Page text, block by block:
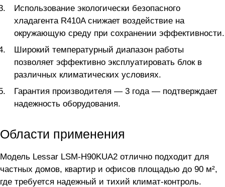
Использование экологически безопасного
хладагента R410A снижает воздействие на
окружающую среду при сохранении эффективности.
Широкий температурный диапазон работы
позволяет эффективно эксплуатировать блок в
различных климатических условиях.
Гарантия производителя — 3 года — подтверждает
надежность оборудования.
Области применения
Модель Lessar LSM-H90KUA2 отлично подходит для
частных домов, квартир и офисов площадью до 90 м²,
где требуется надежный и тихий климат-контроль.